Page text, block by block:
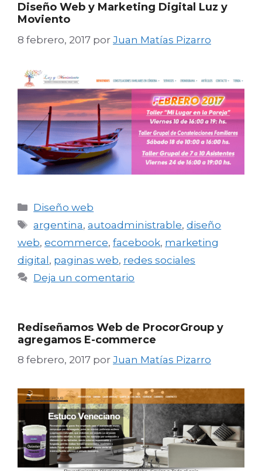
Diseño Web y Marketing Digital Luz y
Moviento
8 febrero, 2017 por Juan Matías Pizarro
Categorías
Diseño web
Etiquetas
argentina,autoadministrable,diseño
web, ecommerce, facebook, marketing
digital, paginas web, redes sociales
Deja un comentario
Rediseñamos Web de ProcorGroup y
agregamos E-commerce
8 febrero, 2017 por Juan Matías Pizarro